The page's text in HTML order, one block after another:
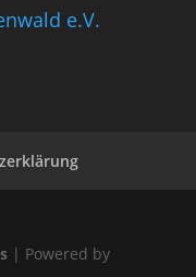
e.V.
| Powered by